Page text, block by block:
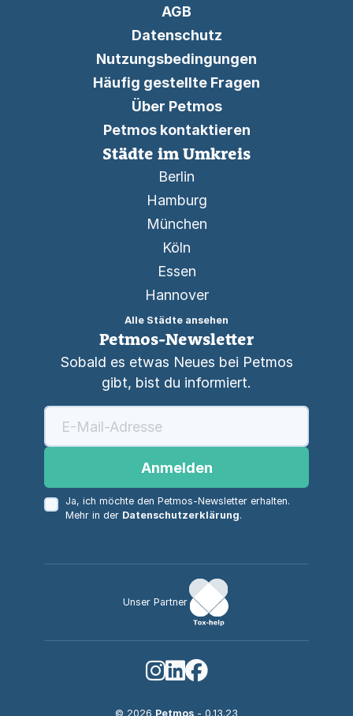
AGB
Datenschutz
Nutzungsbedingungen
Häufig gestellte Fragen
Über Petmos
Petmos kontaktieren
Städte im Umkreis
Berlin
Hamburg
München
Köln
Essen
Hannover
Alle Städte ansehen
Petmos-Newsletter
Sobald es etwas Neues bei Petmos
gibt, bist du informiert.
Anmelden
Ja, ich möchte den Petmos-Newsletter erhalten.
Mehr in der Datenschutzerklärung.
Unser Partner
© 2026 Petmos - 0.13.23